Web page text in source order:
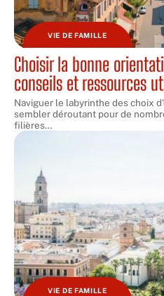
VIE DE FAMILLE
Choisir la bonne
conseils et ressources
Naviguer le labyrinthe des choix
sembler déroutant pour de
filières…
VIE DE FAMILLE